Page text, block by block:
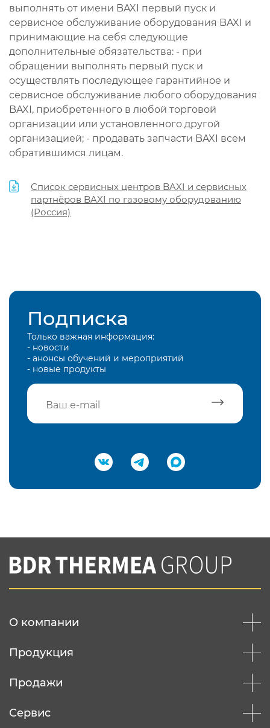
выполнять от имени BAXI первый пуск и
сервисное обслуживание оборудования BAXI и
принимающие на себя следующие
дополнительные обязательства: - при
обращении выполнять первый пуск и
осуществлять последующее гарантийное и
сервисное обслуживание любого оборудования
BAXI, приобретенного в любой торговой
организации или установленного другой
организацией; - продавать запчасти BAXI всем
обратившимся лицам.
Список сервисных центров BAXI и сервисных
партнёров BAXI по газовому оборудованию
(Россия)
Подписка
Только важная информация:
- новости
- анонсы обучений и мероприятий
- новые продукты
Подтвердить e-mail
Вы соглашаетесь с нашей политикой
конфеденциальности
О компании
Продукция
Продажи
Сервис